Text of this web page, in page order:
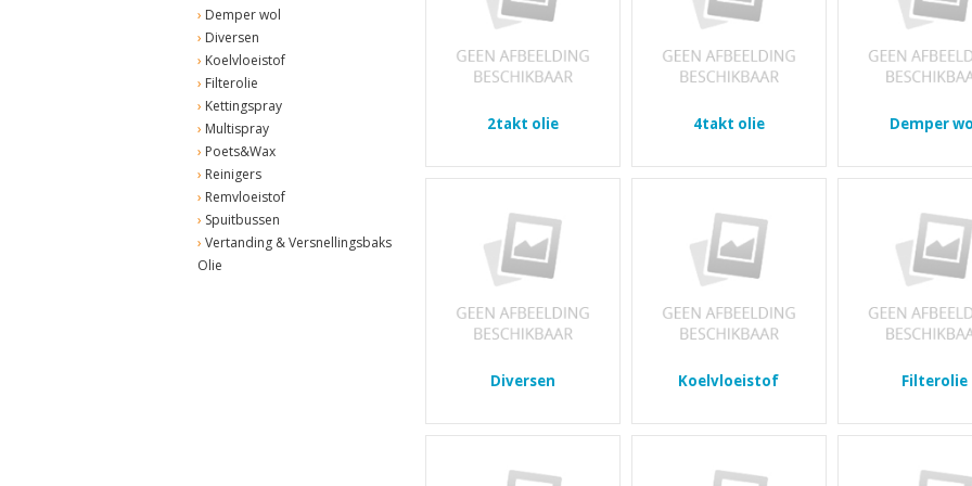
Demper wol
Diversen
Koelvloeistof
Filterolie
Kettingspray
Multispray
Poets&Wax
Reinigers
Remvloeistof
Spuitbussen
Vertanding & Versnellingsbaks
Olie
2takt olie 4takt olie Demper
Diversen Koelvloeistof Filterolie